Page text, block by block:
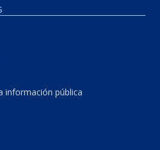
información pública